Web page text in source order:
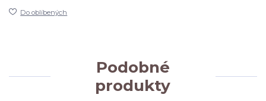
Do oblíbených
Podobné
produkty